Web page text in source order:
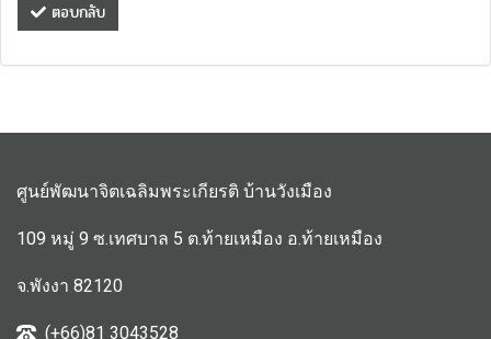
ตอบกลับ
ศูนย์พัฒนาจิตเฉลิมพระเกียรติ บ้านวังเมือง
109 หมู่ 9 ซ.เทศบาล 5 ต.ท้ายเหมือง อ.ท้ายเหมือง
จ.พังงา 82120
(+66)81 3043528